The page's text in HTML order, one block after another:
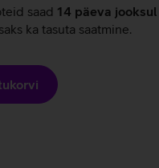
saad 14 päeva jooksul
ka tasuta saatmine.